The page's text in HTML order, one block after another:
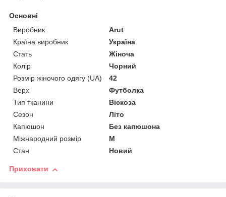
Основні
Виробник
Arut
Країна виробник
Україна
Стать
Жіноча
Колір
Чорний
Розмір жіночого одягу (UA)
42
Верх
Футболка
Тип тканини
Віскоза
Сезон
Літо
Капюшон
Без капюшона
Міжнародний розмір
M
Стан
Новий
Приховати